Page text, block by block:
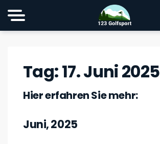
Tag:17. Juni 2025
Hier erfahren Sie mehr:
Juni, 2025